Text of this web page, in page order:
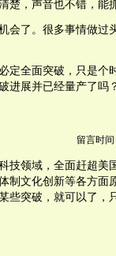
楚，声音也不错，能
会了。很多事情做过
定全面突破，只是个
进展并已经量产了吗
留言时间
技领域，全面赶超美
制文化创新等各方面
些突破，就可以了，